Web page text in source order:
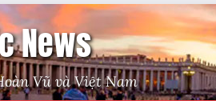
News
Vũ và Việt Nam